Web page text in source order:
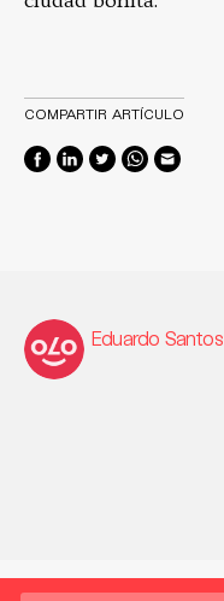
COMPARTIR ARTÍCULO
Eduardo Santos